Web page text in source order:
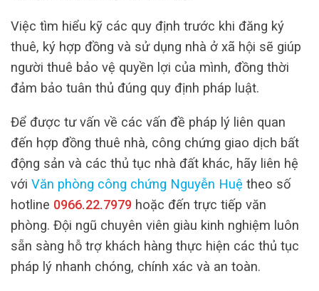
Việc tìm hiểu kỹ các quy định trước khi đăng ký
thuê, ký hợp đồng và sử dụng nhà ở xã hội sẽ giúp
người thuê bảo vệ quyền lợi của mình, đồng thời
đảm bảo tuân thủ đúng quy định pháp luật.
Để được tư vấn về các vấn đề pháp lý liên quan
đến hợp đồng thuê nhà, công chứng giao dịch bất
động sản và các thủ tục nhà đất khác, hãy liên hệ
với Văn phòng công chứng Nguyễn Huệ theo số
hotline 0966.22.7979 hoặc đến trực tiếp văn
phòng. Đội ngũ chuyên viên giàu kinh nghiệm luôn
sẵn sàng hỗ trợ khách hàng thực hiện các thủ tục
pháp lý nhanh chóng, chính xác và an toàn.